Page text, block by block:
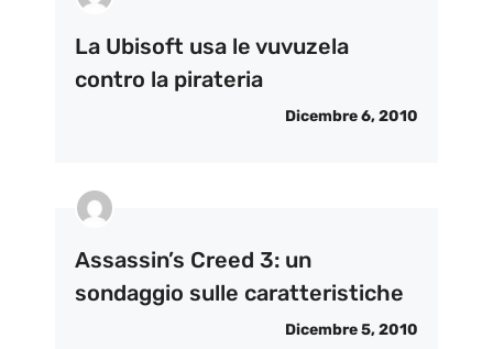
La Ubisoft usa le vuvuzela
contro la pirateria
Dicembre 6, 2010
Assassin’s Creed 3: un
sondaggio sulle caratteristiche
Dicembre 5, 2010